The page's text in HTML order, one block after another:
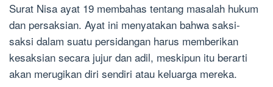
Surat Nisa ayat 19 membahas tentang masalah hukum
dan persaksian. Ayat ini menyatakan bahwa saksi-
saksi dalam suatu persidangan harus memberikan
kesaksian secara jujur dan adil, meskipun itu berarti
akan merugikan diri sendiri atau keluarga mereka.